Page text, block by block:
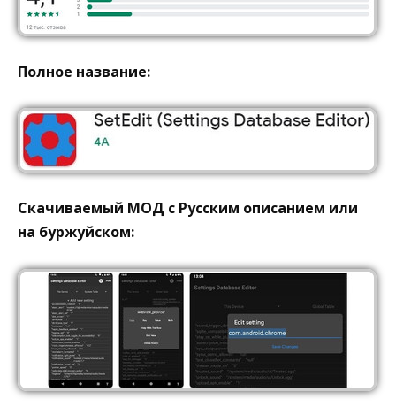
Полное название:
Скачиваемый МОД с Русским описанием или
на буржуйском: